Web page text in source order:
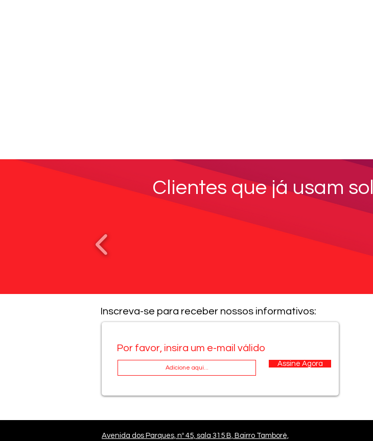
Clientes que já usam
Inscreva-se para receber nossos informativos:
Por favor, insira um e-mail válido
Assine Agora
Avenida dos Parques, nº 45, sala 315 B, Bairro Tamboré,